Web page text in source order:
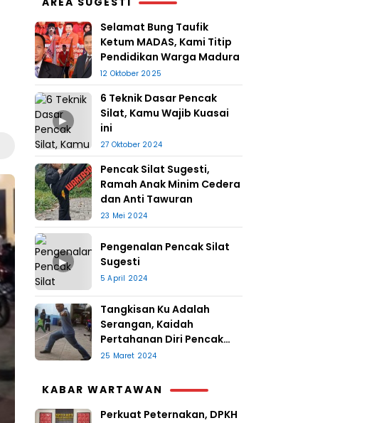
Selamat Bung Taufik
Ketum MADAS, Kami Titip
Pendidikan Warga Madura
12 Oktober 2025
▶
6 Teknik Dasar Pencak
Silat, Kamu Wajib Kuasai
ini
27 Oktober 2024
Pencak Silat Sugesti,
Ramah Anak Minim Cedera
dan Anti Tawuran
23 Mei 2024
▶
Pengenalan Pencak Silat
Sugesti
5 April 2024
Tangkisan Ku Adalah
Serangan, Kaidah
Pertahanan Diri Pencak
Sugesti
25 Maret 2024
KABAR WARTAWAN
Perkuat Peternakan, DPKH